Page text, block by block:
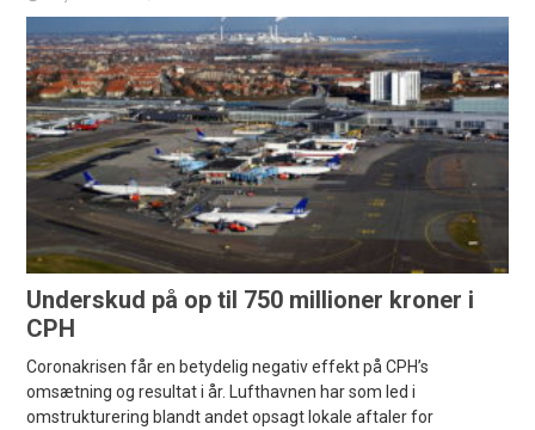
Underskud på op til 750 millioner kroner i
CPH
Coronakrisen får en betydelig negativ effekt på CPH’s
omsætning og resultat i år. Lufthavnen har som led i
omstrukturering blandt andet opsagt lokale aftaler for